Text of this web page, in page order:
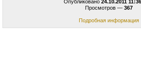
Опубликовано 24.10.2011
Просмотров — 367
Подробная информация